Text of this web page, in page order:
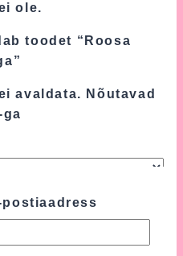
ole.
toodet “Roosa
avaldata. Nõutavad
ga